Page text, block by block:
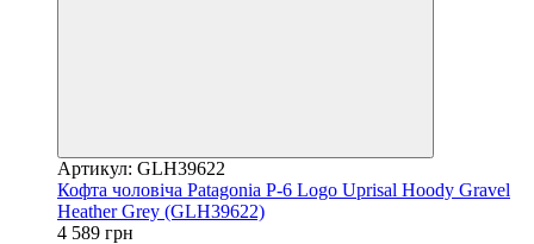
Артикул: GLH39622
Кофта чоловіча Patagonia P-6 Logo Uprisal Hoody Gravel
Heather Grey (GLH39622)
4 589 грн